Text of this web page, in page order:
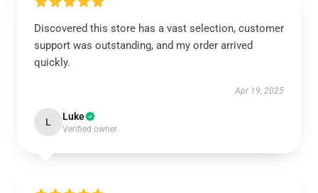
Discovered this store has a vast selection, customer
support was outstanding, and my order arrived
quickly.
Apr 19, 2025
L Luke
Verified owner